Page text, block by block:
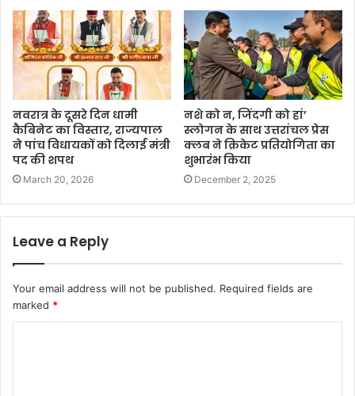
नवरात्र के दूसरे दिन धामी
कैबिनेट का विस्तार, राज्यपाल
ने पांच विधायकों को दिलाई मंत्री
पद की शपथ
March 20, 2026
नशे को न, जिंदगी को हां’
स्लोगन के साथ उत्तरांचल प्रेस
क्लब ने क्रिकेट प्रतियोगिता का
शुभारंभ किया
December 2, 2025
Leave a Reply
Your email address will not be published. Required fields are
marked *